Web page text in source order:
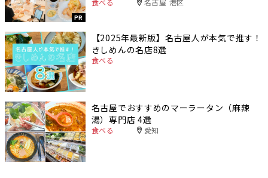
PR
食べる 名古屋 港区
【2025年最新版】名古屋人が本気で推す！
きしめんの名店8選
食べる
名古屋でおすすめのマーラータン（麻辣
湯）専門店 4選
食べる 愛知